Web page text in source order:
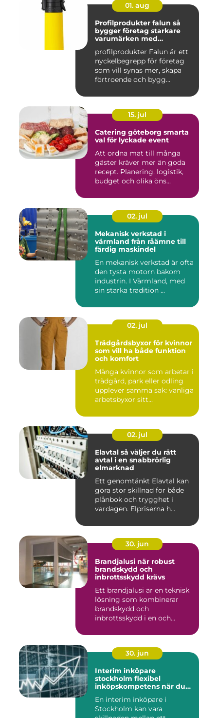
01. aug
Profilprodukter falun så
bygger företag starkare
varumärken med
profilprodukter Falun är ett
nyckelbegrepp för företag
som vill synas mer, skapa
förtroende och bygg...
15. jul
Catering göteborg smarta
val för lyckade event
Att ordna mat till många
gäster kräver mer än goda
recept. Planering, logistik,
budget och olika öns...
02. jul
Mekanisk verkstad i
värmland från råämne till
färdig maskindel
En mekanisk verkstad är ofta
den tysta motorn bakom
industrin. I Värmland, med
sin starka tradition ...
02. jul
Trädgårdsbyxor för kvinnor
som vill ha både funktion
och komfort
Många kvinnor som arbetar i
trädgård, park eller odling
upplever samma sak: vanliga
arbetsbyxor sitt...
02. jul
Elavtal så väljer du rätt
avtal i en snabbrörlig
elmarknad
Ett genomtänkt Elavtal kan
göra stor skillnad för både
plånbok och trygghet i
vardagen. Elpriserna h...
30. jun
Brandjalusi när robust
brandskydd och
inbrottsskydd krävs
Ett brandjalusi är en teknisk
lösning som kombinerar
brandskydd och
inbrottsskydd i en och
30. jun
Interim inköpare
stockholm flexibel
inköpskompetens när du
En interim inköpare i
Stockholm kan vara